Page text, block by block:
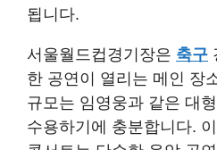
됩니다.
서울월드컵경기장은 축구
한 공연이 열리는 메인 장
규모는 임영웅과 같은 대
수용하기에 충분합니다.